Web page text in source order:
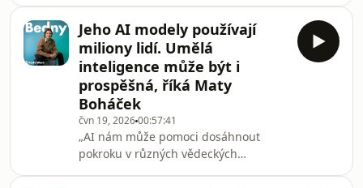
which we are now making available in
their full, unedited form.Všechny díly
podcastu Bedny můžete pohodlně
posloucha
seeing Earth from space? These are
just some of the questions explored in
the original English-language
interviews from the Bedny series,
which we are now making available in
their full, unedited form.Všechny díly
podcastu Bedny můžete pohodlně
posloucha
Jeho AI modely používají
miliony lidí. Umělá
inteligence může být i
prospěšná, říká Maty
Boháček
čvn 19, 202600:57:41
„AI nám může pomoci dosáhnout
pokroku v různých vědeckých